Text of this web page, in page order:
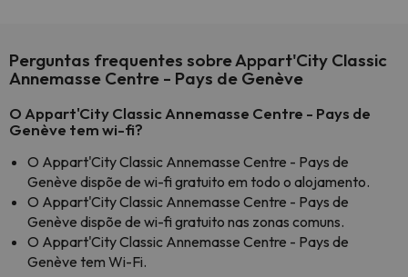
Perguntas frequentes sobre Appart'City Classic
Annemasse Centre - Pays de Genève
O Appart'City Classic Annemasse Centre - Pays de
Genève tem wi-fi?
O Appart'City Classic Annemasse Centre - Pays de
Genève dispõe de wi-fi gratuito em todo o alojamento.
O Appart'City Classic Annemasse Centre - Pays de
Genève dispõe de wi-fi gratuito nas zonas comuns.
O Appart'City Classic Annemasse Centre - Pays de
Genève tem Wi-Fi.